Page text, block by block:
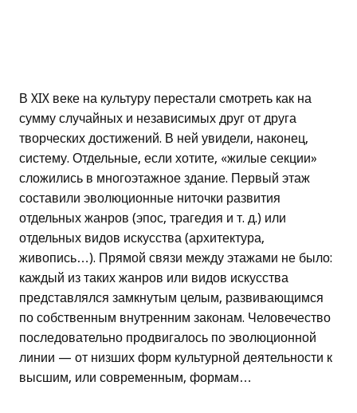
В XIX веке на культуру перестали смотреть как на
сумму случайных и независимых друг от друга
творческих достижений. В ней увидели, наконец,
систему. Отдельные, если хотите, «жилые секции»
сложились в многоэтажное здание. Первый этаж
составили эволюционные ниточки развития
отдельных жанров (эпос, трагедия и т. д.) или
отдельных видов искусства (архитектура,
живопись…). Прямой связи между этажами не было:
каждый из таких жанров или видов искусства
представлялся замкнутым целым, развивающимся
по собственным внутренним законам. Человечество
последовательно продвигалось по эволюционной
линии — от низших форм культурной деятельности к
высшим, или современным, формам…